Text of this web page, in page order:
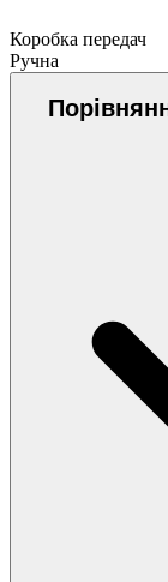
Коробка передач
Ручна